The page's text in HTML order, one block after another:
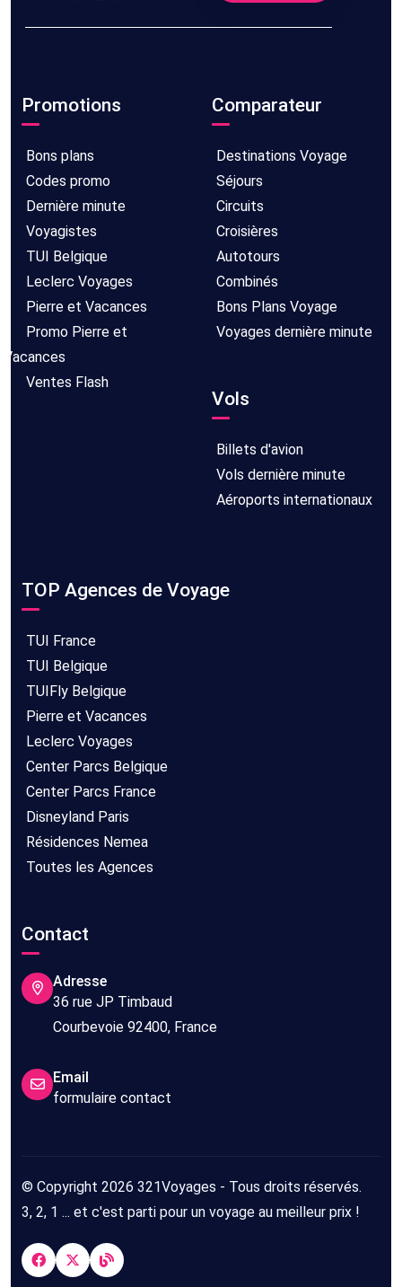
Promotions
Bons plans
Codes promo
Dernière minute
Voyagistes
TUI Belgique
Leclerc Voyages
Pierre et Vacances
Promo Pierre et
Vacances
Ventes Flash
Comparateur
Destinations Voyage
Séjours
Circuits
Croisières
Autotours
Combinés
Bons Plans Voyage
Voyages dernière minute
Vols
Billets d'avion
Vols dernière minute
Aéroports internationaux
TOP Agences de Voyage
TUI France
TUI Belgique
TUIFly Belgique
Pierre et Vacances
Leclerc Voyages
Center Parcs Belgique
Center Parcs France
Disneyland Paris
Résidences Nemea
Toutes les Agences
Contact
Adresse
36 rue JP Timbaud
Courbevoie 92400, France
Email
formulaire contact
© Copyright 2026 321Voyages - Tous droits réservés.
3, 2, 1 ... et c'est parti pour un voyage au meilleur prix !